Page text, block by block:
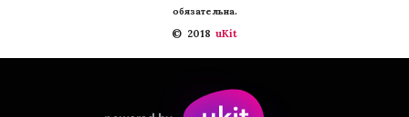
обязательна.
©  2018 uKit